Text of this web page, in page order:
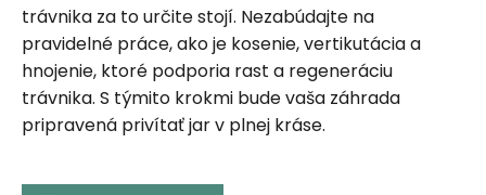
trávnika za to určite stojí. Nezabúdajte na
pravidelné práce, ako je kosenie, vertikutácia a
hnojenie, ktoré podporia rast a regeneráciu
trávnika. S týmito krokmi bude vaša záhrada
pripravená privítať jar v plnej kráse.